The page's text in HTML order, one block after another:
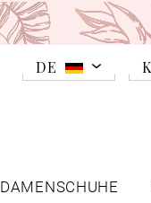
DE
DAMENSCHUHE